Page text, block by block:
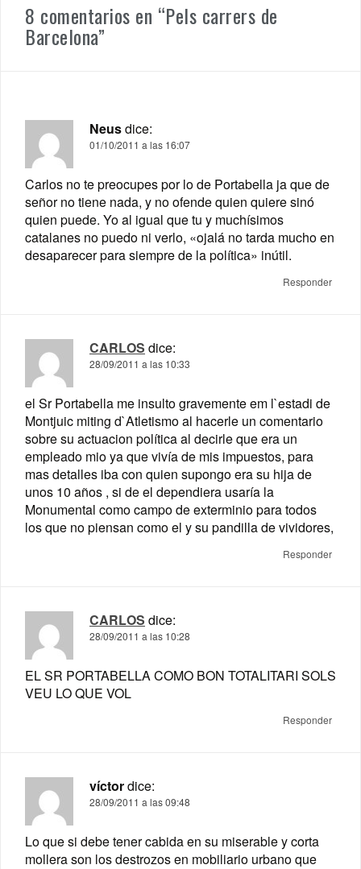
8 comentarios en “Pels carrers de
Barcelona”
Neusdice:
01/10/2011 a las 16:07
Carlos no te preocupes por lo de Portabella ja que de
señor no tiene nada, y no ofende quien quiere sinó
quien puede. Yo al igual que tu y muchísimos
catalanes no puedo ni verlo, «ojalá no tarda mucho en
desaparecer para siempre de la política» inútil.
Responder
CARLOS dice:
28/09/2011 a las 10:33
el Sr Portabella me insulto gravemente em l`estadi de
Montjuic miting d`Atletismo al hacerle un comentario
sobre su actuacion política al decirle que era un
empleado mio ya que vivía de mis impuestos, para
mas detalles iba con quien supongo era su hija de
unos 10 años , si de el dependiera usaría la
Monumental como campo de exterminio para todos
los que no piensan como el y su pandilla de vividores,
Responder
CARLOS dice:
28/09/2011 a las 10:28
EL SR PORTABELLA COMO BON TOTALITARI SOLS
VEU LO QUE VOL
Responder
víctordice:
28/09/2011 a las 09:48
Lo que si debe tener cabida en su miserable y corta
mollera son los destrozos en mobiliario urbano que